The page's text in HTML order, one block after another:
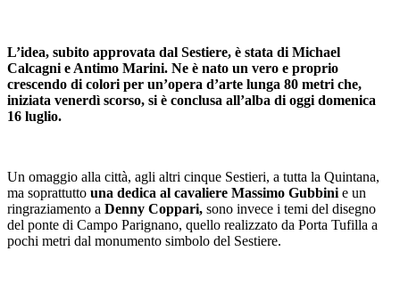
L’idea, subito approvata dal Sestiere, è stata di Michael
Calcagni e Antimo Marini. Ne è nato un vero e proprio
crescendo di colori per un’opera d’arte lunga 80 metri che,
iniziata venerdì scorso, si è conclusa all’alba di oggi domenica
16 luglio.
Un omaggio alla città, agli altri cinque Sestieri, a tutta la Quintana,
ma soprattutto una dedica al cavaliere Massimo Gubbini e un
ringraziamento a Denny Coppari, sono invece i temi del disegno
del ponte di Campo Parignano, quello realizzato da Porta Tufilla a
pochi metri dal monumento simbolo del Sestiere.